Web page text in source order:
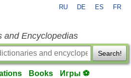
RU DE ES FR
and Encyclopedias
Search!
Books Игры ⚽